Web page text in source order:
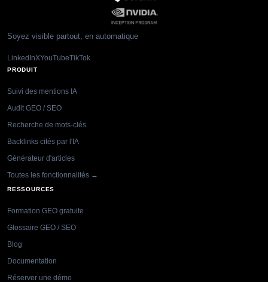
Soyez visible partout, en automatique
LinkedInXYouTubeTikTok
PRODUIT
Suivi des mentions IA
Audit GEO / SEO
Recherche de mots-clés
Backlinks cités par l'IA
Générateur d'articles
Toutes les fonctionnalités →
RESSOURCES
Formation GEO gratuite
Glossaire GEO / SEO
Blog
Documentation
Réserver une démo